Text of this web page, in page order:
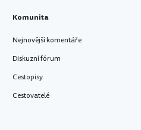
Komunita
Nejnovější komentáře
Diskuzní fórum
Cestopisy
Cestovatelé